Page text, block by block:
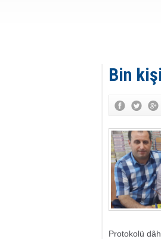
Bin
Protokolü